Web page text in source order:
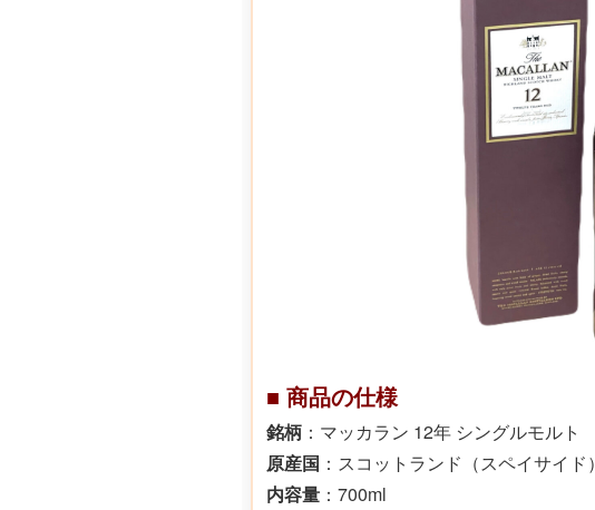
■商品の仕様
銘柄 ：マッカラン 12年 シングルモルト
原産国 ：スコットランド（スペイサイド）
内容量 ：700ml